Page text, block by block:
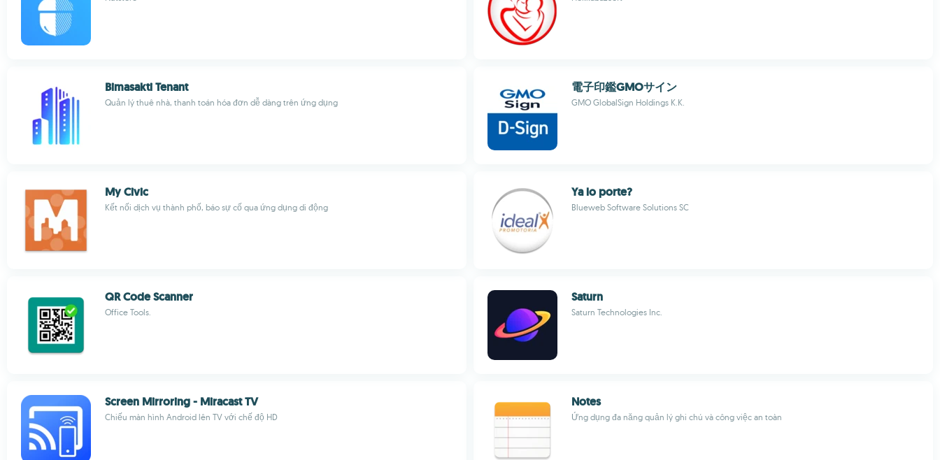
Bimasakti Tenant
Quản lý thuê nhà, thanh toán hóa đơn dễ dàng trên ứng dụng
電子印鑑GMOサイン
GMO GlobalSign Holdings K.K.
My Civic
Kết nối dịch vụ thành phố, báo sự cố qua ứng dụng di động
Ya lo porte?
Blueweb Software Solutions SC
QR Code Scanner
Office Tools.
Saturn
Saturn Technologies Inc.
Screen Mirroring - Miracast TV
Chiếu màn hình Android lên TV với chế độ HD
Notes
Ứng dụng đa năng quản lý ghi chú và công việc an toàn